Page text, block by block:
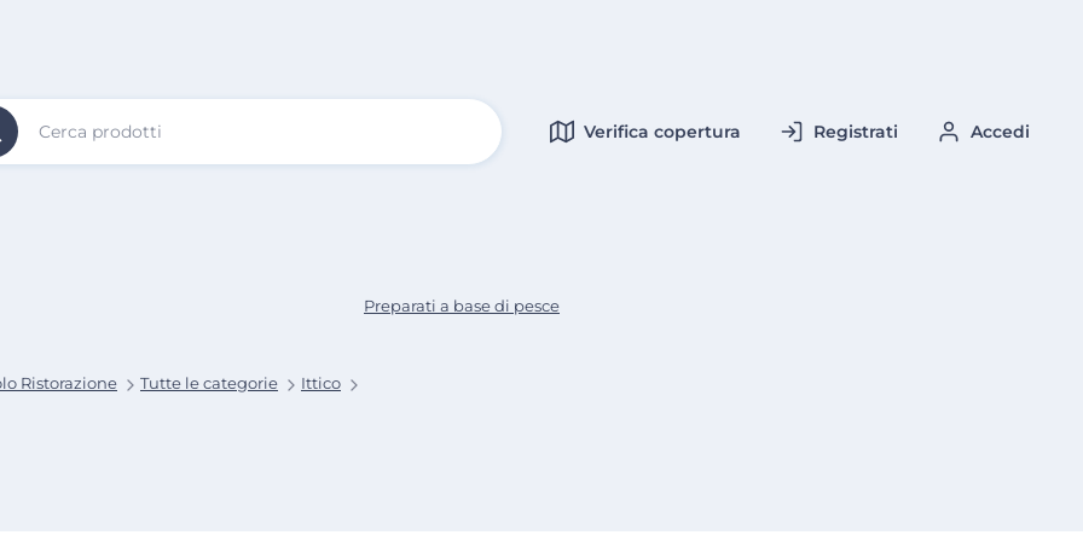
Verifica copertura Registrati Accedi
Ristorazione Tutte le categorie Ittico
Preparati a base di pesce